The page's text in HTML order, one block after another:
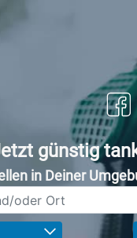
günstig
in Deiner